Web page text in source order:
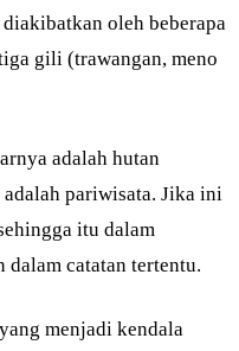
oleh beberapa
gili (trawangan, meno
adalah hutan
pariwisata. Jika ini
itu dalam
dalam catatan tertentu.
menjadi kendala